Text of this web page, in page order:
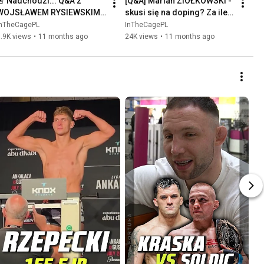
RYSIEWSKIM
Dyrektor sportowy KSW
na pytania w
views • 11 months ago
skusi się na doping? Za ile
wziąłby walkę z Kuberskim?
Odwiedza Wilanów?
InTheCagePL
24K views • 11 months ago